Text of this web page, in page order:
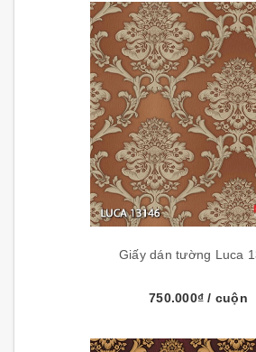
Giấy dán tường Luca
750.000₫/ cuộn